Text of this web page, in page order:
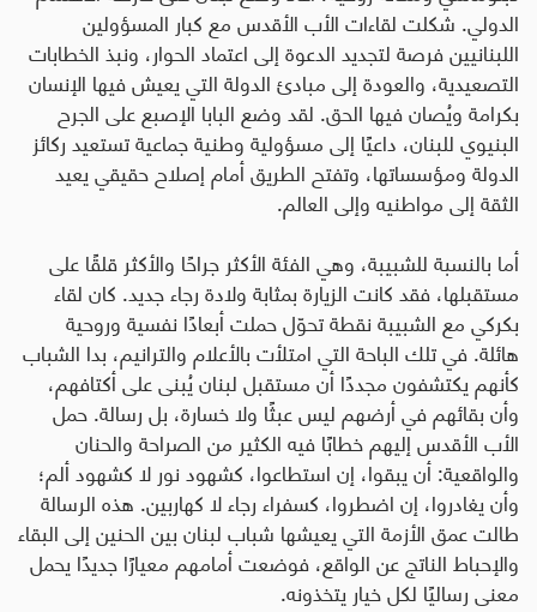
الدولي. شكلت لقاءات الأب الأقدس مع كبار المسؤولين
اللبنانيين فرصة لتجديد الدعوة إلى اعتماد الحوار، ونبذ الخطابات
التصعيدية، والعودة إلى مبادئ الدولة التي يعيش فيها الإنسان
بكرامة ويُصان فيها الحق. لقد وضع البابا الإصبع على الجرح
البنيوي للبنان، داعيًا إلى مسؤولية وطنية جماعية تستعيد ركائز
الدولة ومؤسساتها، وتفتح الطريق أمام إصلاح حقيقي يعيد
الثقة إلى مواطنيه وإلى العالم.
أما بالنسبة للشبيبة، وهي الفئة الأكثر جراحًا والأكثر قلقًا على
مستقبلها، فقد كانت الزيارة بمثابة ولادة رجاء جديد. كان لقاء
بكركي مع الشبيبة نقطة تحوّل حملت أبعادًا نفسية وروحية
هائلة. في تلك الباحة التي امتلأت بالأعلام والترانيم، بدا الشباب
كأنهم يكتشفون مجددًا أن مستقبل لبنان يُبنى على أكتافهم،
وأن بقائهم في أرضهم ليس عبثًا ولا خسارة، بل رسالة. حمل
الأب الأقدس إليهم خطابًا فيه الكثير من الصراحة والحنان
والواقعية: أن يبقوا، إن استطاعوا، كشهود نور لا كشهود ألم؛
وأن يغادروا، إن اضطروا، كسفراء رجاء لا كهاربين. هذه الرسالة
طالت عمق الأزمة التي يعيشها شباب لبنان بين الحنين إلى البقاء
والإحباط الناتج عن الواقع، فوضعت أمامهم معيارًا جديدًا يحمل
معنى رساليًا لكل خيار يتخذونه.